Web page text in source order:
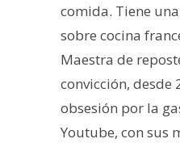
comida. Tiene
sobre cocina
Maestra de
convicción, desde
obsesión por la
Youtube, con sus